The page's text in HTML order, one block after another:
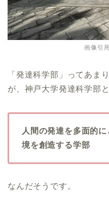
画像引
「発達科学部」ってあま
が、神戸大学発達科学部と
人間の発達を多面的
境を創造する学部
なんだそうです。